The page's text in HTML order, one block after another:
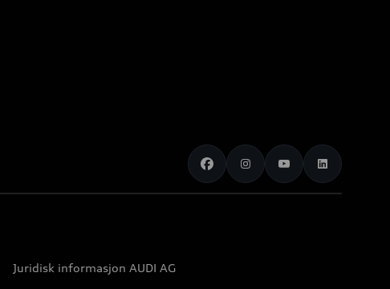
Juridisk informasjon AUDI AG